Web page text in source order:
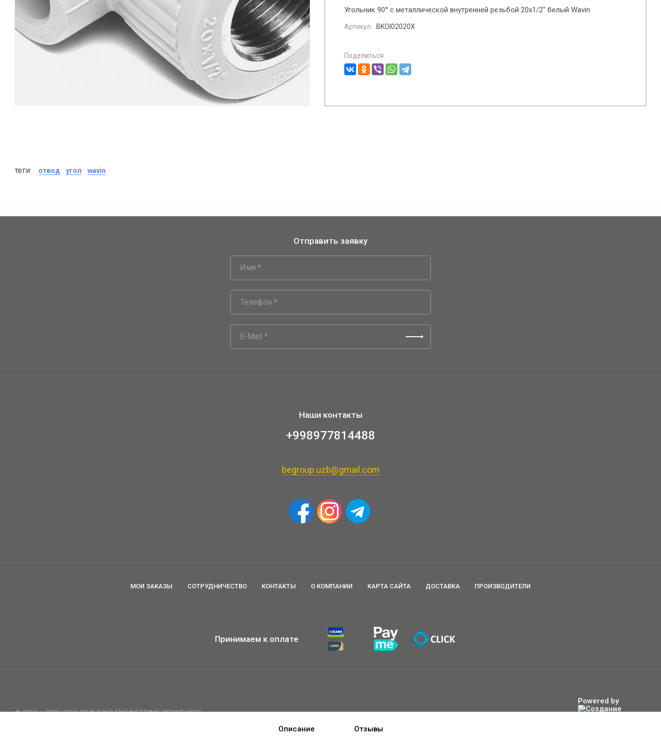
Угольник 90° с металлической внутренней резьбой 20x1/2" белый Wavin
Артикул: BKOI02020X
Поделиться
теги: отвод угол wavin
Описание Отзывы
Отправить заявку
Наши контакты
+998977814488
begroup.uzb@gmail.com
МОИ ЗАКАЗЫ СОТРУДНИЧЕСТВО КОНТАКТЫ О КОМПАНИИ КАРТА САЙТА ДОСТАВКА ПРОИЗВОДИТЕЛИ
Принимаем к оплате
© 2021 - 2026 ООО "BUILDING ENGINEERING GROUP 001"
Powered by